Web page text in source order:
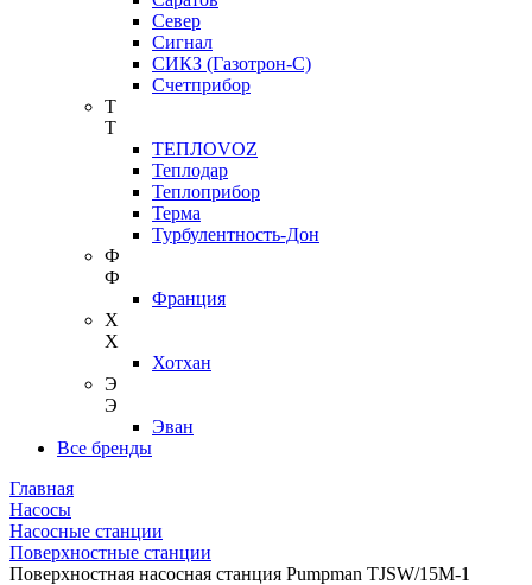
Север
Сигнал
СИКЗ (Газотрон-С)
Счетприбор
Т
Т
ТЕПЛОVOZ
Теплодар
Теплоприбор
Терма
Турбулентность-Дон
Ф
Ф
Франция
Х
Х
Хотхан
Э
Э
Эван
Все бренды
Главная
Насосы
Насосные станции
Поверхностные станции
Поверхностная насосная станция Pumpman TJSW/15M-1